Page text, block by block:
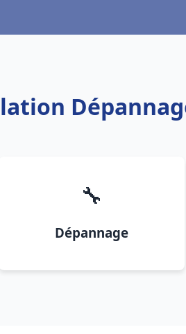
🔧
Dépannage